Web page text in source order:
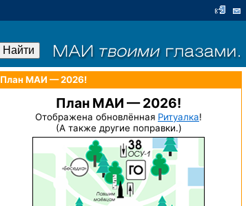
План МАИ — 2026!
План МАИ — 2026!
Отображена обновлённая Ритуалка!
(А также другие поправки.)